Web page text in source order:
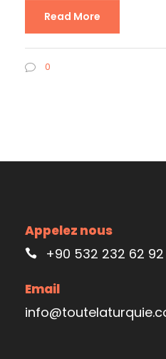
Read More
0
Appelez nous
+90 532 232 62 92
Email